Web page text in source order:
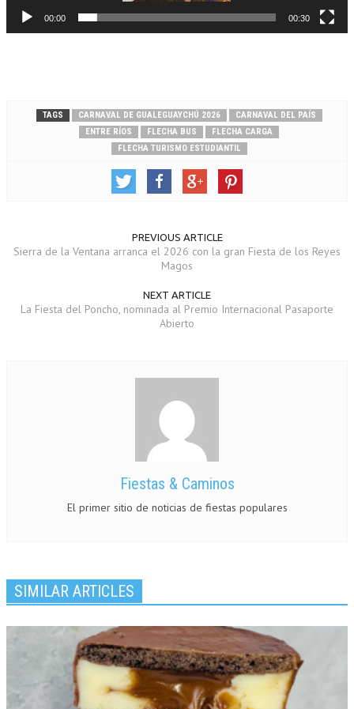
00:00 00:30
TAGS CARNAVAL DE GUALEGUAYCHÚ 2026
CARNAVAL DEL PAÍS
ENTRE RÍOS
FLECHA BUS
FLECHA CARGA
FLECHA TURISMO ESTUDIANTIL
PREVIOUS ARTICLE
Sierra de la Ventana arranca el 2026 con la gran Fiesta de los Reyes
Magos
NEXT ARTICLE
La Fiesta del Poncho, nominada al Premio Internacional Pasaporte
Abierto
Fiestas & Caminos
El primer sitio de noticias de fiestas populares
SIMILAR ARTICLES